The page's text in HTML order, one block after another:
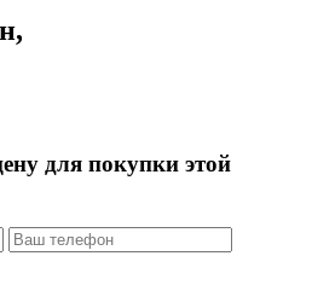
для покупки этой